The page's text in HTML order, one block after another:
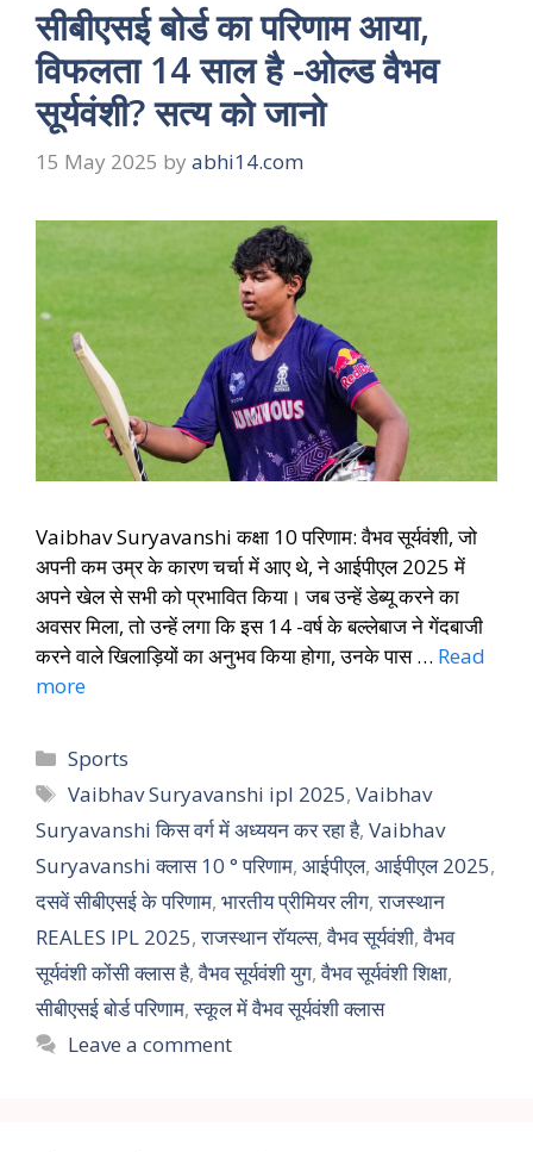
सीबीएसई बोर्ड का परिणाम आया,
विफलता 14 साल है -ओल्ड वैभव
सूर्यवंशी? सत्य को जानो
15 May 2025 by abhi14.com
Vaibhav Suryavanshi कक्षा 10 परिणाम: वैभव सूर्यवंशी, जो
अपनी कम उम्र के कारण चर्चा में आए थे, ने आईपीएल 2025 में
अपने खेल से सभी को प्रभावित किया। जब उन्हें डेब्यू करने का
अवसर मिला, तो उन्हें लगा कि इस 14 -वर्ष के बल्लेबाज ने गेंदबाजी
करने वाले खिलाड़ियों का अनुभव किया होगा, उनके पास … Read
more
Sports
Vaibhav Suryavanshi ipl 2025,Vaibhav
Suryavanshi किस वर्ग में अध्ययन कर रहा है, Vaibhav
Suryavanshi क्लास 10 ° परिणाम, आईपीएल, आईपीएल 2025,
दसवें सीबीएसई के परिणाम, भारतीय प्रीमियर लीग,राजस्थान
REALES IPL 2025,राजस्थान रॉयल्स,वैभव सूर्यवंशी,वैभव
सूर्यवंशी कोंसी क्लास है,वैभव सूर्यवंशी युग,वैभव सूर्यवंशी शिक्षा,
सीबीएसई बोर्ड परिणाम,स्कूल में वैभव सूर्यवंशी क्लास
Leave a comment